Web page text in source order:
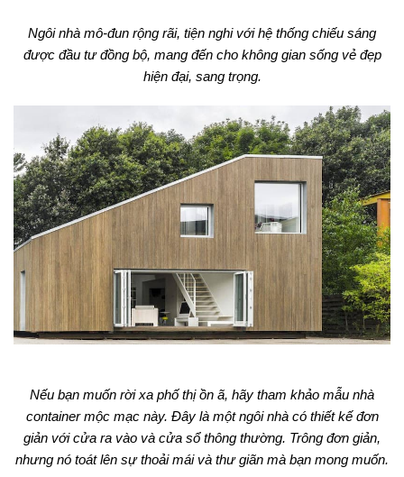
Ngôi nhà mô-đun rộng rãi, tiện nghi với hệ thống chiếu sáng
được đầu tư đồng bộ, mang đến cho không gian sống vẻ đẹp
hiện đại, sang trọng.
Nếu bạn muốn rời xa phố thị ồn ã, hãy tham khảo mẫu nhà
container mộc mạc này. Đây là một ngôi nhà có thiết kế đơn
giản với cửa ra vào và cửa sổ thông thường. Trông đơn giản,
nhưng nó toát lên sự thoải mái và thư giãn mà bạn mong muốn.